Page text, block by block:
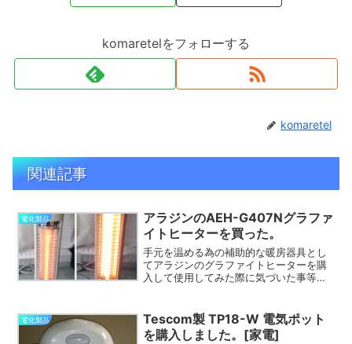
komaretelをフォローする
komaretel
関連記事
電化製品
アラジンのAEH-G407Nグラファ
イトヒーターを買った。
手元を温める為の補助的な暖房器具とし
てアラジンのグラファイトヒーターを購
入して使用してみた際に気づいた事等所
電化製品
Tescom製 TP18-W 電気ポット
を購入しました。[家電]